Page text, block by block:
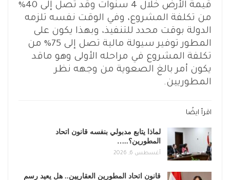
قيمة الأرض خلال 4 سنوات وقد تصل إلى 40%
من تكلفة المشروع، وفي الوقت نفسه تلزمه
الدولة بوقت محدد للتنفيذ، وبهذا يكون على
المطور توفير سيولة مالية تصل إلى 75% من
تكلفة المشروع في مراحله الأولى وهو ماقد
يكون أمر بالغ الصعوية من وجهه نظر
المطوريين.
اقرأ ايضًا
لماذا يتابع مدبولي بنفسه قانون اتحاد
المطورين؟..…
أغسطس 6, 2026
قانون اتحاد المطورين العقاريين.. هل يعيد رسم